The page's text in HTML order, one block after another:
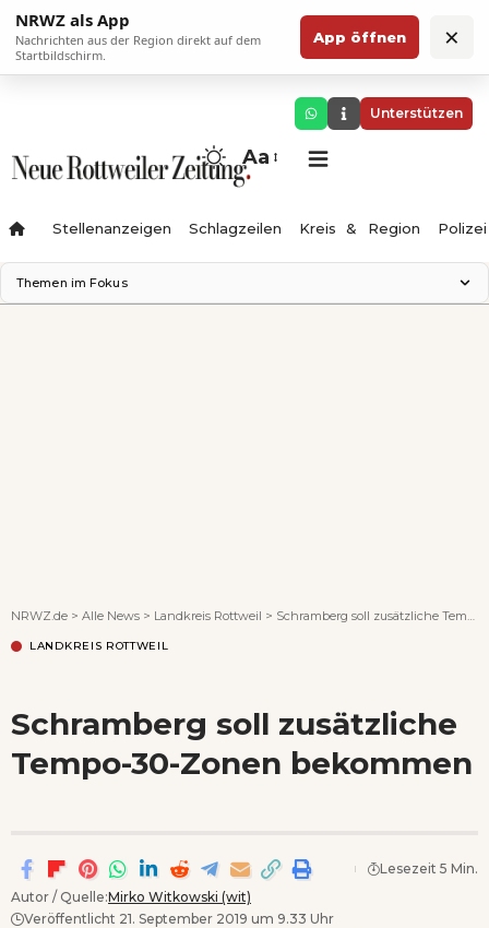
NRWZ als App
Nachrichten aus der Region direkt auf dem
Startbildschirm.
App öffnen ×
Unterstützen
Aa
Stellenanzeigen Schlagzeilen Kreis & Region Polizei
Themen im Fokus
NRWZ.de > Alle News > Landkreis Rottweil > Schramberg soll zusätzliche Tempo-30-Zonen bekommen
LANDKREIS ROTTWEIL
Schramberg soll zusätzliche
Tempo-30-Zonen bekommen
Autor / Quelle:Mirko Witkowski (wit)
Veröffentlicht 21. September 2019 um 9.33 Uhr
Lesezeit 5 Min.